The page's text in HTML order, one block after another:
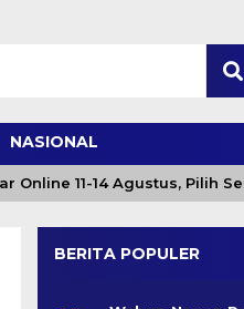
NASIONAL
11-14 Agustus, Pilih
BERITA POPULER